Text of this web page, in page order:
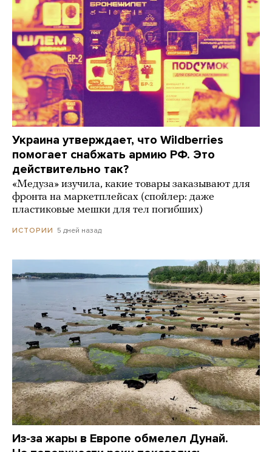
Украина утверждает, что Wildberries
помогает снабжать армию РФ. Это
действительно так?
«Медуза» изучила, какие товары заказывают для
фронта на маркетплейсах (спойлер: даже
пластиковые мешки для тел погибших)
ИСТОРИИ 5 дней назад
Из-за жары в Европе обмелел Дунай.